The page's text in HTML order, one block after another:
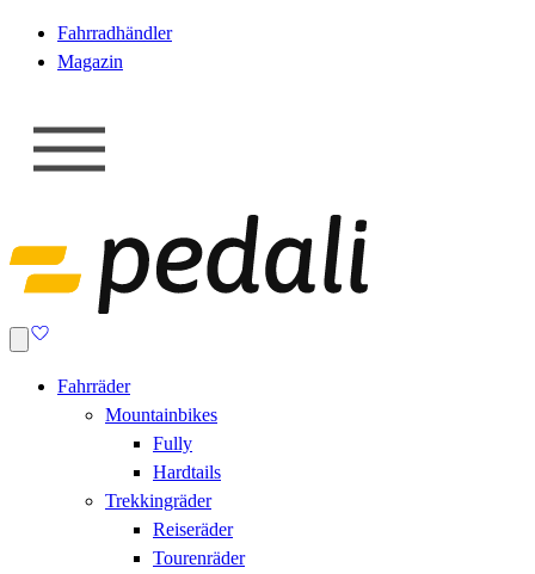
Fahrradhändler
Magazin
Fahrräder
Mountainbikes
Fully
Hardtails
Trekkingräder
Reiseräder
Tourenräder